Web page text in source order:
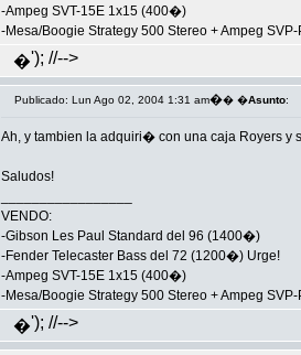
-Ampeg SVT-15E 1x15 (400�)
-Mesa/Boogie Strategy 500 Stereo + Ampeg
�'); //-->
Publicado: Lun Ago 02, 2004 1:31 am�� �Asunto:
Ah, y tambien la adquiri� con una caja Royers y
Saludos!
VENDO:
-Gibson Les Paul Standard del 96 (1400�)
-Fender Telecaster Bass del 72 (1200�) Urge!
-Ampeg SVT-15E 1x15 (400�)
-Mesa/Boogie Strategy 500 Stereo + Ampeg
�'); //-->